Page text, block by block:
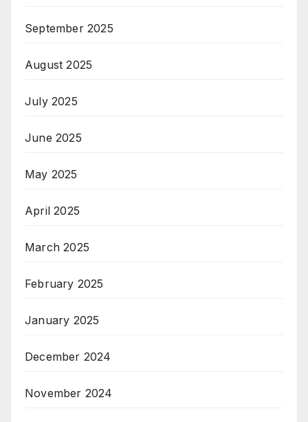
September 2025
August 2025
July 2025
June 2025
May 2025
April 2025
March 2025
February 2025
January 2025
December 2024
November 2024